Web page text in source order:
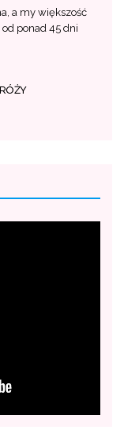
a my większość
ponad 45 dni